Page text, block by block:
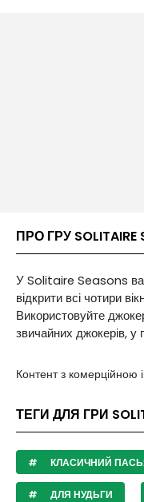
ПРО ГРУ SOLITAIRE
У Solitaire Seasons вам
відкрити всі чотири
Використовуйте
звичайних джокерів, у
Контент з комерційною
ТЕГИ ДЛЯ ГРИ
КЛАСИЧНИЙ
ДЛЯ НУДЬГИ